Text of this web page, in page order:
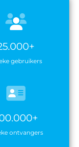
gebruikers
ontvangers